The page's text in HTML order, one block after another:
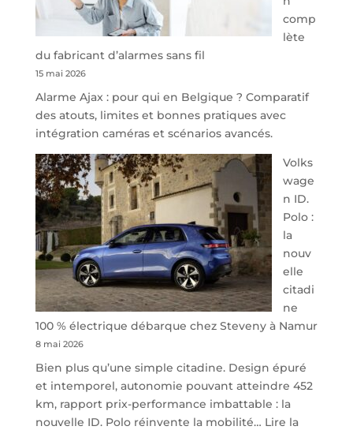
Park
redessine
de
parking
sécurisé
à
l’aéroport
de
Charleroi
comp
lète
du fabricant d’alarmes sans fil
15 mai 2026
Alarme Ajax : pour qui en Belgique ? Comparatif
des atouts, limites et bonnes pratiques avec
intégration caméras et scénarios avancés.
Volks
wage
n ID.
Polo :
la
nouv
elle
citadi
ne
100 % électrique débarque chez Steveny à Namur
8 mai 2026
Bien plus qu’une simple citadine. Design épuré
et intemporel, autonomie pouvant atteindre 452
km, rapport prix-performance imbattable : la
nouvelle ID. Polo réinvente la mobilité… Lire la